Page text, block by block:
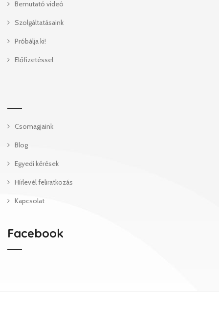
Bemutató videó
Szolgáltatásaink
Próbálja ki!
Előfizetéssel
Csomagjaink
Blog
Egyedi kérések
Hírlevél feliratkozás
Kapcsolat
Facebook